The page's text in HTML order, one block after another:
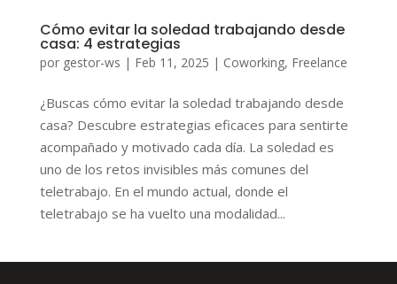
Cómo evitar la soledad trabajando desde
casa: 4 estrategias
por gestor-ws | Feb 11, 2025 | Coworking, Freelance
¿Buscas cómo evitar la soledad trabajando desde
casa? Descubre estrategias eficaces para sentirte
acompañado y motivado cada día. La soledad es
uno de los retos invisibles más comunes del
teletrabajo. En el mundo actual, donde el
teletrabajo se ha vuelto una modalidad...